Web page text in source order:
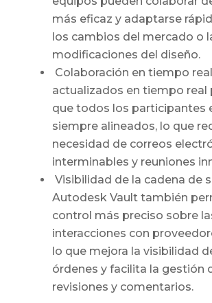
más eficaz y adaptarse
los cambios del mercado o
modificaciones del diseño.
Colaboración en tiempo
actualizados en tiempo real
que todos los participantes
siempre alineados, lo que
necesidad de correos
interminables y reuniones
Visibilidad de la cadena de
Autodesk Vault también
control más preciso sobre
interacciones con
lo que mejora la visibilidad
órdenes y facilita la gestión
revisiones y comentarios.